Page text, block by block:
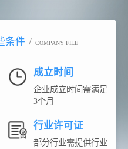
条件 / COMPANY FILE
成立时间
企业成立时间需满足
3个月
行业许可证
部分行业需提供行业